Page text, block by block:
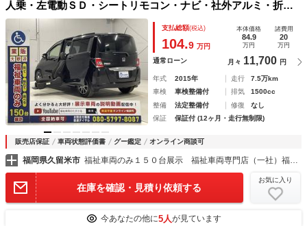
人乗・左電動ＳＤ・シートリモコン・ナビ・社外アルミ・折リ
畳ミ車イス固定バー・右ＳＤイージークローザー付・スマート
キー・純正ＨＩＤヘッドライト・禁煙車・ＥＴＣ
支払総額(税込)
104.9 万円
本体価格
84.9
万円
諸費用
20
万円
通常ローン 月々 11,700 円
年式 2015年 走行
7.5万km
車検
車検整備付 排気
1500cc
整備
法定整備付 修復
なし
保証
保証付 (12ヶ月・走行無制限)
販売店保証 車両状態評価書 グー鑑定 オンライン商談可
福岡県久留米市 福祉車両のみ１５０台展示 福祉車両専門店（一社）福祉車両のたすかる
在庫を確認・見積り依頼する
お気に入り
今あなたの他に5人が見ています